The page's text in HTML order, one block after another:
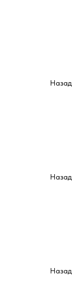
Назад
Назад
Назад